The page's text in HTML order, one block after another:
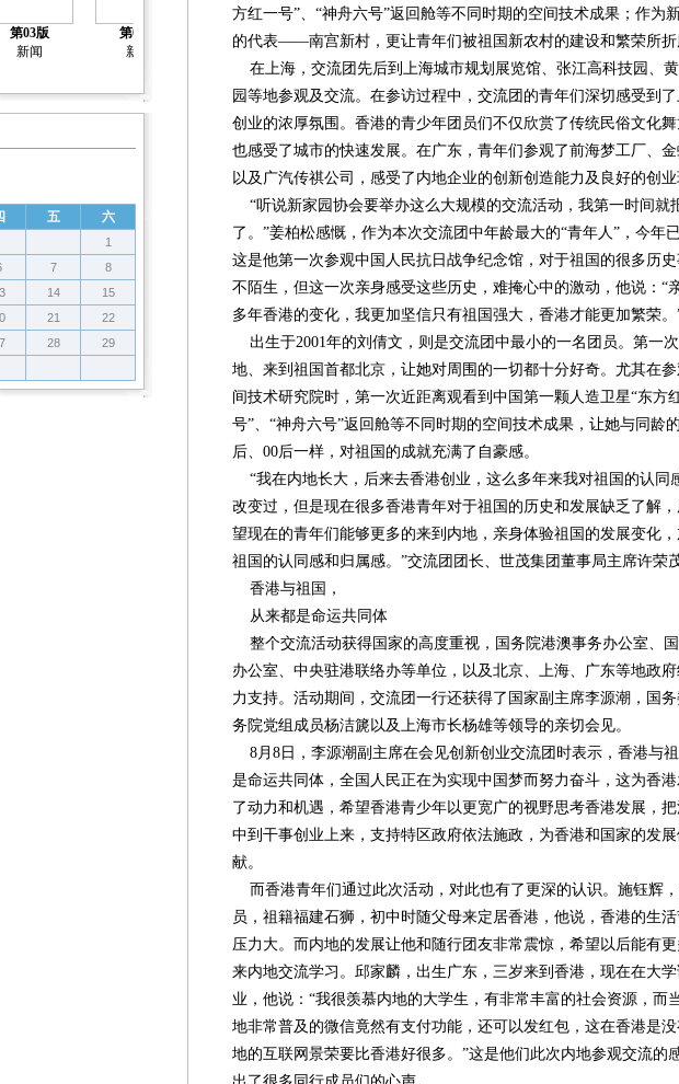
第03版
新闻
第04版
新闻
第05版
新闻
第06版
新闻
第07版
人物
第08版
封面报道
封
五 六
1
7
8
14
15
21
22
28
29
方红一号”、“神舟六号”返回舱等不同时期的空间技术成果；作为
的代表——南宫新村，更让青年们被祖国新农村的建设和繁荣所折
在上海，交流团先后到上海城市规划展览馆、张江高科技园、
园等地参观及交流。在参访过程中，交流团的青年们深切感受到
创业的浓厚氛围。香港的青少年团员们不仅欣赏了传统民俗文化舞
也感受了城市的快速发展。在广东，青年们参观了前海梦工厂、金
以及广汽传祺公司，感受了内地企业的创新创造能力及良好的创业
“听说新家园协会要举办这么大规模的交流活动，我第一时间就
了。”姜柏松感慨，作为本次交流团中年龄最大的“青年人”，今年已
这是他第一次参观中国人民抗日战争纪念馆，对于祖国的很多历
不陌生，但这一次亲身感受这些历史，难掩心中的激动，他说：“
多年香港的变化，我更加坚信只有祖国强大，香港才能更加繁荣。
出生于2001年的刘倩文，则是交流团中最小的一名团员。第一
地、来到祖国首都北京，让她对周围的一切都十分好奇。尤其在
间技术研究院时，第一次近距离观看到中国第一颗人造卫星“东方
号”、“神舟六号”返回舱等不同时期的空间技术成果，让她与同龄
后、00后一样，对祖国的成就充满了自豪感。
“我在内地长大，后来去香港创业，这么多年来我对祖国的认同
改变过，但是现在很多香港青年对于祖国的历史和发展缺乏了解
望现在的青年们能够更多的来到内地，亲身体验祖国的发展变化
祖国的认同感和归属感。”交流团团长、世茂集团董事局主席许荣
香港与祖国，
从来都是命运共同体
整个交流活动获得国家的高度重视，国务院港澳事务办公室、
办公室、中央驻港联络办等单位，以及北京、上海、广东等地政
力支持。活动期间，交流团一行还获得了国家副主席李源潮，国务
务院党组成员杨洁篪以及上海市长杨雄等领导的亲切会见。
8月8日，李源潮副主席在会见创新创业交流团时表示，香港与
是命运共同体，全国人民正在为实现中国梦而努力奋斗，这为香
了动力和机遇，希望香港青少年以更宽广的视野思考香港发展，
中到干事创业上来，支持特区政府依法施政，为香港和国家的发
献。
而香港青年们通过此次活动，对此也有了更深的认识。施钰辉
员，祖籍福建石狮，初中时随父母来定居香港，他说，香港的生活
压力大。而内地的发展让他和随行团友非常震惊，希望以后能有
来内地交流学习。邱家麟，出生广东，三岁来到香港，现在在大
业，他说：“我很羡慕内地的大学生，有非常丰富的社会资源，而
地非常普及的微信竟然有支付功能，还可以发红包，这在香港是
地的互联网景荣要比香港好很多。”这是他们此次内地参观交流的